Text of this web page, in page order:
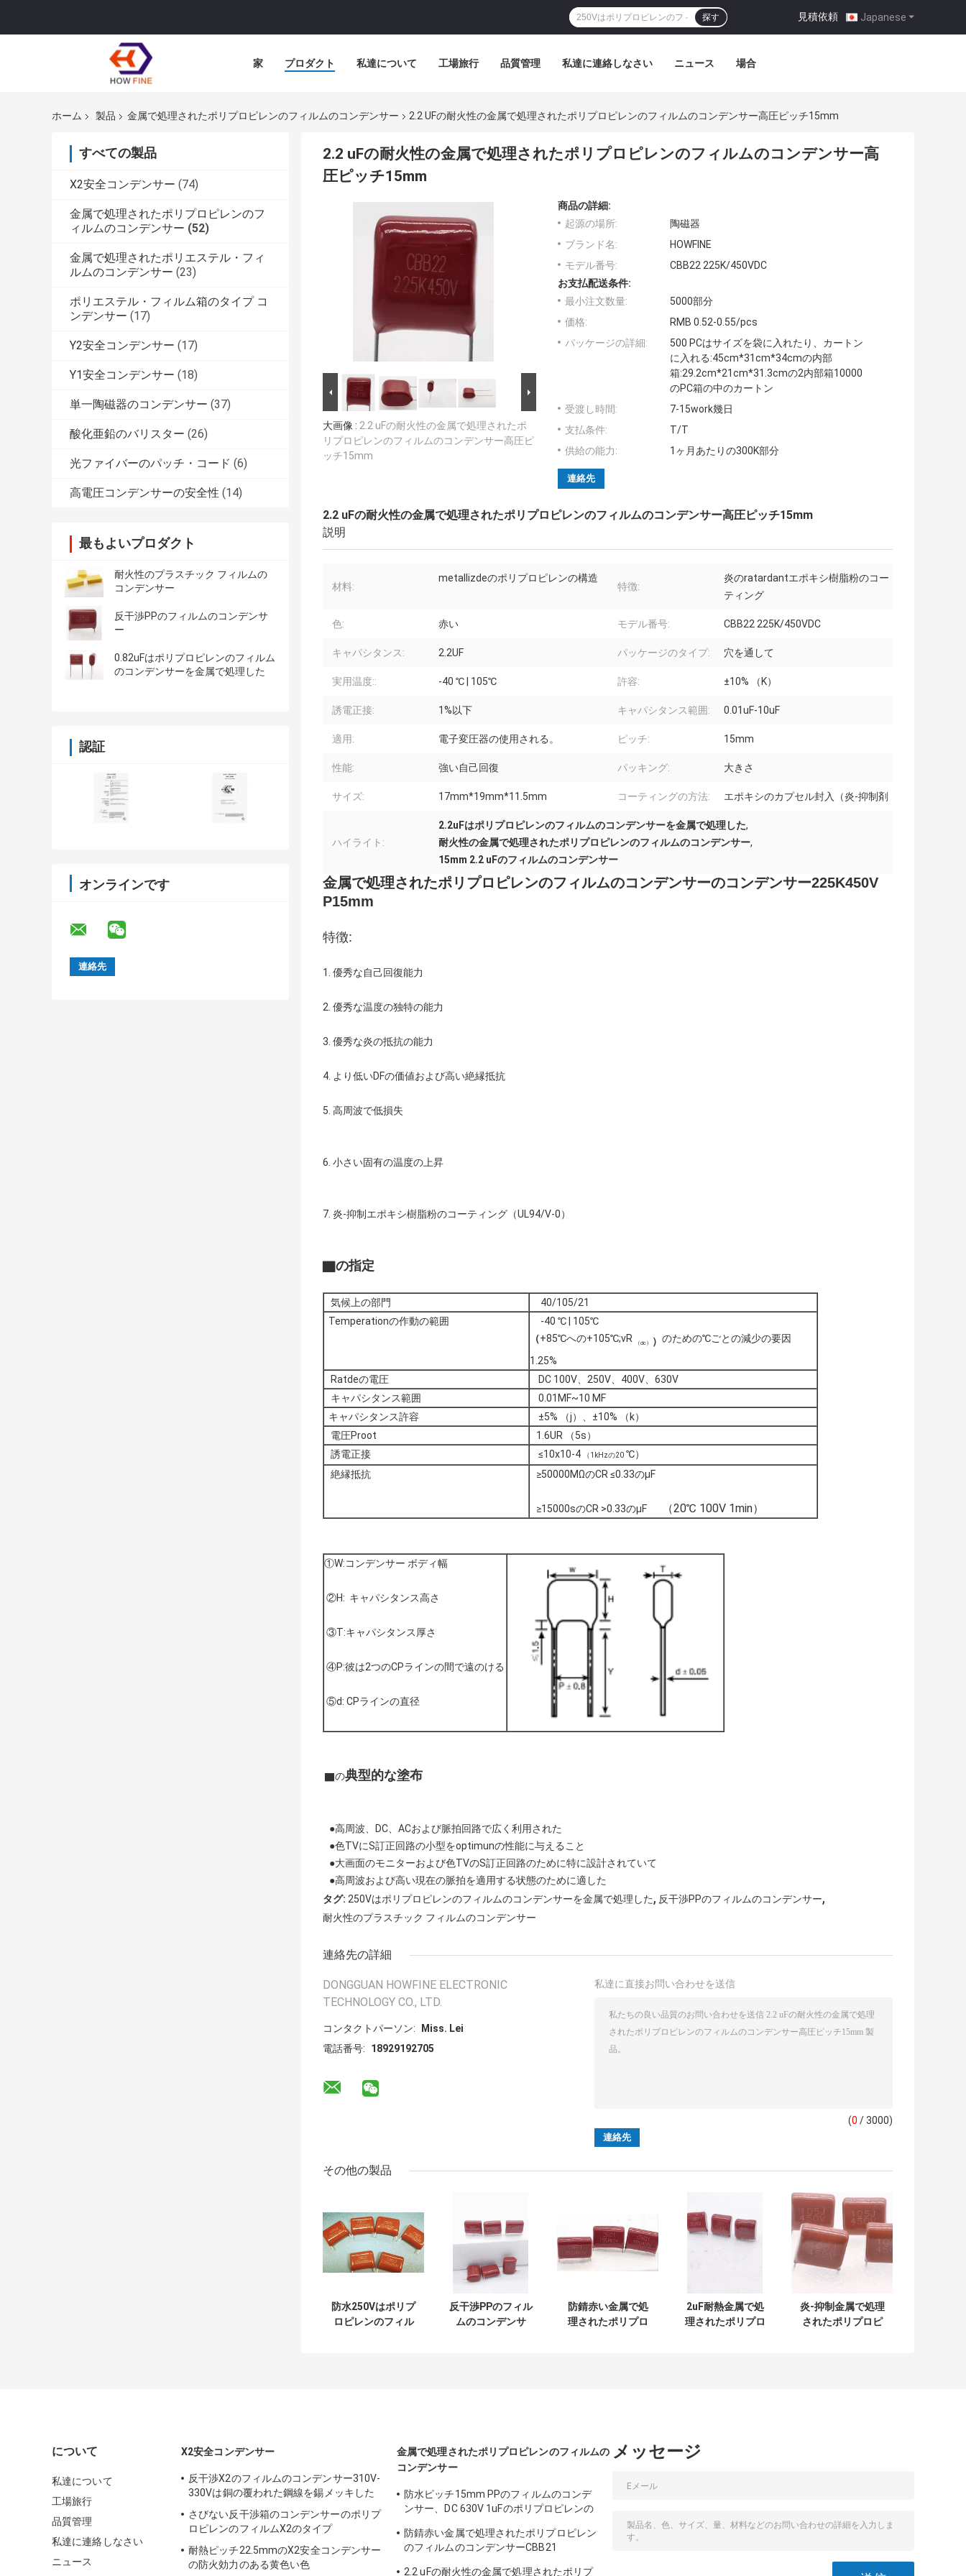
Japanese
見積依頼 |
探す
家 プロダクト 私達について 工場旅行 品質管理 私達に連絡しなさい ニュース 場合
ホーム 製品 金属で処理されたポリプロピレンのフィルムのコンデンサー 2.2 UFの耐火性の金属で処理されたポリプロピレンのフィルムのコンデンサー高圧ピッチ15mm
すべての製品
X2安全コンデンサー (74)
金属で処理されたポリプロピレンのフ
ィルムのコンデンサー (52)
金属で処理されたポリエステル・フィ
ルムのコンデンサー (23)
ポリエステル・フィルム箱のタイプ コ
ンデンサー (17)
Y2安全コンデンサー (17)
Y1安全コンデンサー (18)
単一陶磁器のコンデンサー (37)
酸化亜鉛のバリスター (26)
光ファイバーのパッチ・コード (6)
高電圧コンデンサーの安全性 (14)
最もよいプロダクト
耐火性のプラスチック フィルムの
コンデンサー
反干渉PPのフィルムのコンデンサ
ー
0.82uFはポリプロピレンのフィルム
のコンデンサーを金属で処理した
認証
オンラインです
2.2 uFの耐火性の金属で処理されたポリプロピレンのフィルムのコンデンサー高
圧ピッチ15mm
大画像 : 2.2 uFの耐火性の金属で処理されたポ
リプロピレンのフィルムのコンデンサー高圧ピ
ッチ15mm
商品の詳細:
起源の場所:
陶磁器
ブランド名:
HOWFINE
モデル番号:
CBB22 225K/450VDC
お支払配送条件:
最小注文数量:
5000部分
価格:
RMB 0.52-0.55/pcs
パッケージの詳細:
500 PCはサイズを袋に入れたり、カートン
に入れる:45cm*31cm*34cmの内部
箱:29.2cm*21cm*31.3cmの2内部箱10000
のPC箱の中のカートン
受渡し時間:
7-15work幾日
支払条件:
T/T
供給の能力:
1ヶ月あたりの300K部分
連絡先
2.2 uFの耐火性の金属で処理されたポリプロピレンのフィルムのコンデンサー高圧ピッチ15mm
説明
材料:
metallizdeのポリプロピレンの構造
特徴:
炎のratardantエポキシ樹脂粉のコー
ティング
色: 赤い モデル番号: CBB22 225K/450VDC
キャパシタンス: 2.2UF パッケージのタイプ: 穴を通して
実用温度:: -40 ℃ | 105℃ 許容: ±10% （K）
誘電正接: 1%以下 キャパシタンス範囲: 0.01uF-10uF
適用: 電子変圧器の使用される。 ピッチ: 15mm
性能: 強い自己回復 パッキング: 大きさ
サイズ: 17mm*19mm*11.5mm コーティングの方法: エポキシのカプセル封入（炎-抑制剤
ハイライト:
2.2uFはポリプロピレンのフィルムのコンデンサーを金属で処理した,
耐火性の金属で処理されたポリプロピレンのフィルムのコンデンサー,
15mm 2.2 uFのフィルムのコンデンサー
金属で処理されたポリプロピレンのフィルムのコンデンサーのコンデンサー225K450V
P15mm
特徴:
1. 優秀な自己回復能力
2. 優秀な温度の独特の能力
3. 優秀な炎の抵抗の能力
4. より低いDFの価値および高い絶縁抵抗
5. 高周波で低損失
6. 小さい固有の温度の上昇
7. 炎-抑制エポキシ樹脂粉のコーティング（UL94/V-0）
▇の指定
気候上の部門
40/105/21
Temperationの作動の範囲
-40 ℃ | 105℃
（+85℃への+105℃;vR （dc） ） のための℃ごとの減少の要因
1.25%
Ratdeの電圧
DC 100V、250V、400V、630V
キャパシタンス範囲
0.01ΜF~10 ΜF
キャパシタンス許容
±5% （j）、±10% （k）
電圧Proot
1.6UR （5s）
誘電正接
≤10x10-4 （1kHzの20 ℃）
絶縁抵抗
≥50000MΩのCR ≤0.33のµF
≥15000sのCR >0.33のµF （20℃ 100V 1min）
①W:コンデンサー ボディ幅
②H: キャパシタンス高さ
③T:キャパシタンス厚さ
④P:彼は2つのCPラインの間で遠のける
⑤d: CPラインの直径
▇の典型的な塗布
●高周波、DC、ACおよび脈拍回路で広く利用された
●色TVにS訂正回路の小型をoptimunの性能に与えること
●大画面のモニターおよび色TVのS訂正回路のために特に設計されていて
●高周波および高い現在の脈拍を適用する状態のために適した
タグ: 250Vはポリプロピレンのフィルムのコンデンサーを金属で処理した, 反干渉PPのフィルムのコンデンサー,
耐火性のプラスチック フィルムのコンデンサー
連絡先の詳細
DONGGUAN HOWFINE ELECTRONIC
TECHNOLOGY CO., LTD.
コンタクトパーソン:
Miss. Lei
電話番号:
18929192705
私達に直接お問い合わせを送信
(0 / 3000)
その他の製品
防水250Vはポリプ
ロピレンのフィル
反干渉PPのフィル
ムのコンデンサ
防錆赤い金属で処
理されたポリプロ
2uF耐熱金属で処
理されたポリプロ
炎-抑制金属で処理
されたポリプロピ
について
私達について
工場旅行
品質管理
私達に連絡しなさい
ニュース
X2安全コンデンサー
反干渉X2のフィルムのコンデンサー310V-
330Vは銅の覆われた鋼線を錫メッキした
さびない反干渉箱のコンデンサーのポリプ
ロピレンのフィルムX2のタイプ
耐熱ピッチ22.5mmのX2安全コンデンサー
の防火効力のある黄色い色
金属で処理されたポリプロピレンのフィルムの
コンデンサー
防水ピッチ15mm PPのフィルムのコンデ
ンサー、DC 630V 1uFのポリプロピレンの
防錆赤い金属で処理されたポリプロピレン
のフィルムのコンデンサーCBB21
2.2 uFの耐火性の金属で処理されたポリプ
メッセージ